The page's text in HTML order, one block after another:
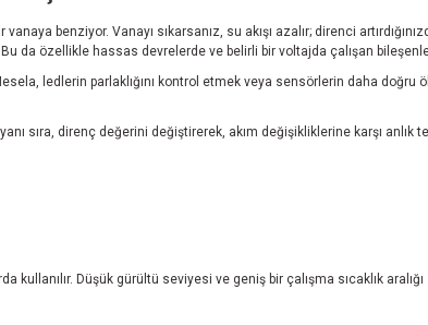
benziyor. Vanayı sıkarsanız, su akışı azalır; direnci
da özellikle hassas devrelerde ve belirli bir voltajda çalışan
ledlerin parlaklığını kontrol etmek veya sensörlerin daha doğru
sıra, direnç değerini değiştirerek, akım değişikliklerine karşı anlık
Düşük gürültü seviyesi ve geniş bir çalışma sıcaklık